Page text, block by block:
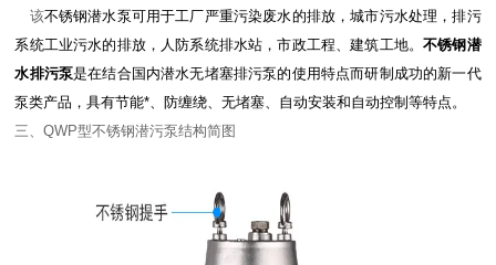
该不锈钢潜水泵可用于工厂严重污染废水的排放，城市污水处理，排污
系统工业污水的排放，人防系统排水站，市政工程、建筑工地。不锈钢潜
水排污泵是在结合国内潜水无堵塞排污泵的使用特点而研制成功的新一代
泵类产品，具有节能*、防缠绕、无堵塞、自动安装和自动控制等特点。
三、QWP型不锈钢潜污泵结构简图